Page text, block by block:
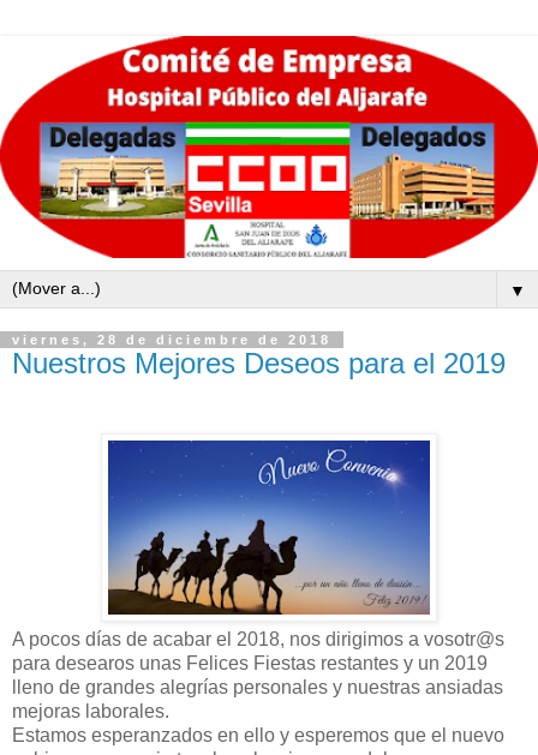
▼
viernes, 28 de diciembre de 2018
Nuestros Mejores Deseos para el 2019
A pocos días de acabar el 2018, nos dirigimos a vosotr@s
para desearos unas Felices Fiestas restantes y un 2019
lleno de grandes alegrías personales y nuestras ansiadas
mejoras laborales.
Estamos esperanzados en ello y esperemos que el nuevo